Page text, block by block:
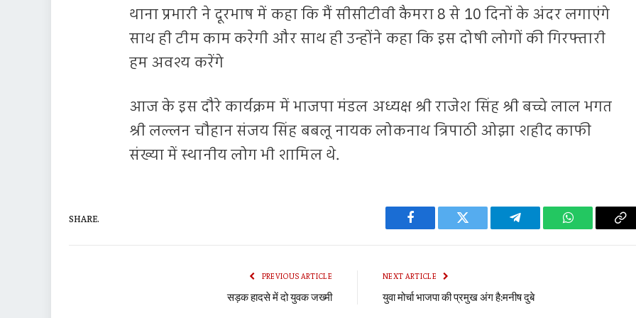
थाना प्रभारी ने दूरभाष में कहा कि मैं सीसीटीवी कैमरा 8 से 10 दिनों के अंदर लगाएंगे
साथ ही टीम काम करेगी और साथ ही उन्होंने कहा कि इस दोषी लोगों की गिरफ्तारी
हम अवश्य करेंगे
आज के इस दौरे कार्यक्रम में भाजपा मंडल अध्यक्ष श्री राजेश सिंह श्री बच्चे लाल भगत
श्री लल्लन चौहान संजय सिंह बबलू नायक लोकनाथ त्रिपाठी ओझा शहीद काफी
संख्या में स्थानीय लोग भी शामिल थे.
SHARE.
Facebook Twitter Telegram WhatsApp
PREVIOUS ARTICLE
सड़क हादसे में दो युवक जख्मी
NEXT ARTICLE
युवा मोर्चा भाजपा की प्रमुख अंग है:मनीष दुबे